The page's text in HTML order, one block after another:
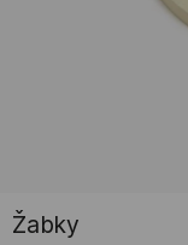
Žabky